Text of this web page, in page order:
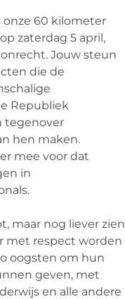
60 kilometer
zaterdag 5 april,
Jouw steun
die de
Republiek
tegenover
hen maken.
mee voor dat
in
maar nog liever zien
met respect worden
oogsten om hun
geven, met
en alle andere